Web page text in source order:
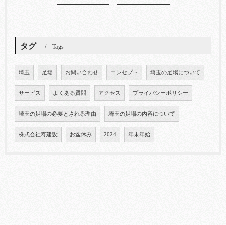
タグ Tags
埼玉 足場 お問い合わせ コンセプト 埼玉の足場について
サービス よくある質問 アクセス プライバシーポリシー
埼玉の足場の必要とされる理由 埼玉の足場の内容について
株式会社寿建設 お盆休み 2024 年末年始